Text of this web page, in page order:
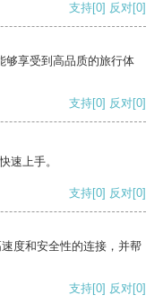
支持[0] 反对[0]
够享受到高品质的旅行体
支持[0] 反对[0]
速上手。
支持[0] 反对[0]
度和安全性的连接，并帮
支持[0] 反对[0]